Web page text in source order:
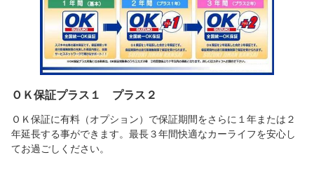
ＯＫ保証プラス１ プラス２
ＯＫ保証に有料（オプション）で保証期間をさらに１年または２
年延長する事ができます。最長３年間快適なカーライフを安心し
てお過ごしください。